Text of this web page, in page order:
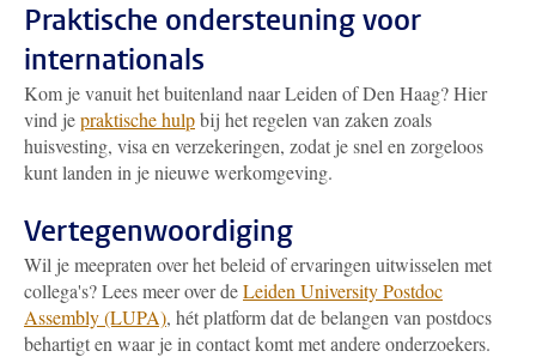
Praktische ondersteuning voor
internationals
Kom je vanuit het buitenland naar Leiden of Den Haag? Hier
vind jepraktische hulpbij het regelen van zaken zoals
huisvesting, visa en verzekeringen, zodat je snel en zorgeloos
kunt landen in je nieuwe werkomgeving.
Vertegenwoordiging
Wil je meepraten over het beleid of ervaringen uitwisselen met
collega's? Lees meer over deLeiden University Postdoc
Assembly (LUPA), hét platform dat de belangen van postdocs
behartigt en waar je in contact komt met andere onderzoekers.